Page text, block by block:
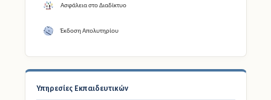
Ασφάλεια στο Διαδίκτυο
Έκδοση Απολυτηρίου
Υπηρεσίες Εκπαιδευτικών